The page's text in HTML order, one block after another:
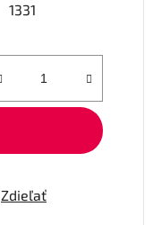
1331
Zdieľať